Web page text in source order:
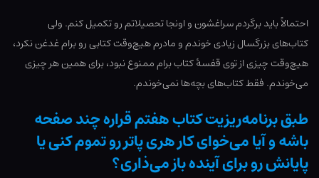
احتمالاً باید برگردم سراغشون و اونجا تحصیلاتم رو تکمیل کنم. ولی
کتاب‌های بزرگسال زیادی خوندم و مادرم هیچ‌وقت کتابی رو برام غدغن نکرد،
هیچ‌وقت چیزی از توی قفسۀ کتاب برام ممنوع نبود، برای همین هر چیزی
می‌خوندم. فقط کتاب‌های بچه‌ها نمی‌خوندم.
طبق برنامه‌ریزیت کتاب هفتم قراره چند صفحه
باشه و آیا می‌خوای کار هری پاتر رو تموم کنی یا
پایانش رو برای آینده باز می‌ذاری؟